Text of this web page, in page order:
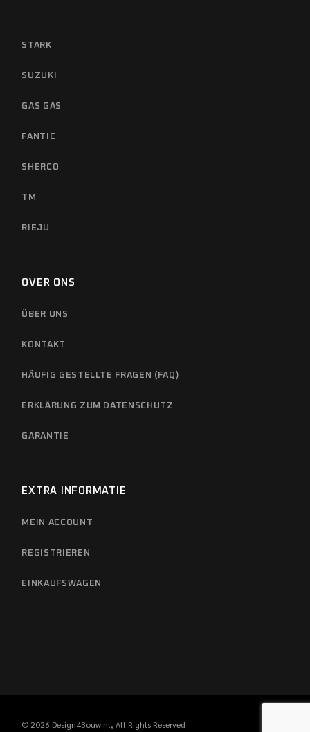
STARK
SUZUKI
GAS GAS
FANTIC
SHERCO
TM
RIEJU
OVER ONS
ÜBER UNS
KONTAKT
HÄUFIG GESTELLTE FRAGEN (FAQ)
ERKLÄRUNG ZUM DATENSCHUTZ
GARANTIE
EXTRA INFORMATIE
MEIN ACCOUNT
REGISTRIEREN
EINKAUFSWAGEN
© 2026 Design4Bouw.nl, All Rights Reserved